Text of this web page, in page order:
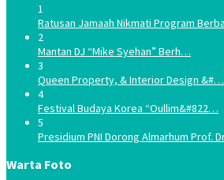
1
Ratusan Jamaah Nikmati Program
2
Mantan DJ “Mike Syehan” Berh…
3
Queen Property, & Interior Design &#…
4
Festival Budaya Korea “Oullim&#822…
5
Presidium PNI Dorong Almarhum Prof.
Warta Foto